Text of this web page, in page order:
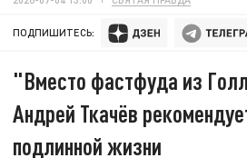
ПОДПИШИТЕСЬ:
"Вместо фастфуда из
Андрей Ткачёв
подлинной жизни